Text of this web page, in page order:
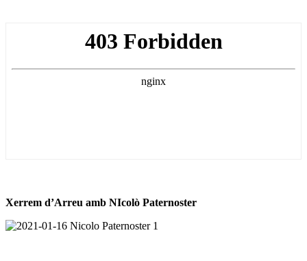
Xerrem d’Arreu amb NIcolò Paternoster